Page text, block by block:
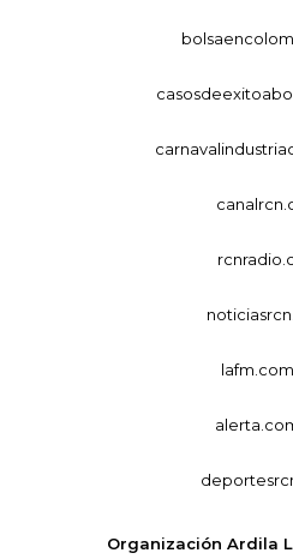
Organización Ardila